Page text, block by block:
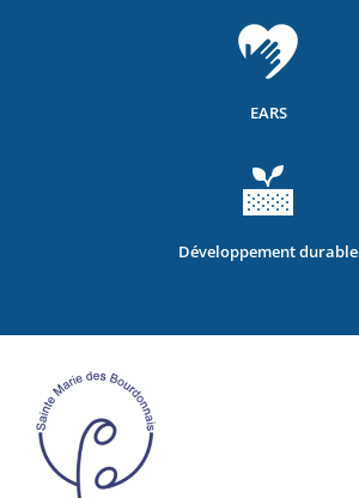
EARS
Développement durable